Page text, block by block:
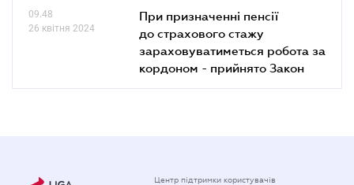
09.48
26 квітня 2024
При призначенні пенсії
до страхового стажу
зараховуватиметься робота за
кордоном - прийнято Закон
Центр підтримки користувачів